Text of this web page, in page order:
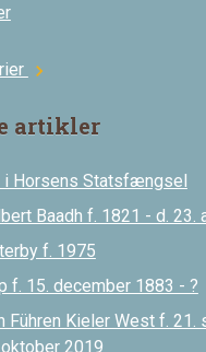
chevron_right
artikler
i Horsens Statsfængsel
Baadh f. 1821 - d. 23.
f. 1975
f. 15. december 1883 - ?
Führen Kieler West f. 21.
2019